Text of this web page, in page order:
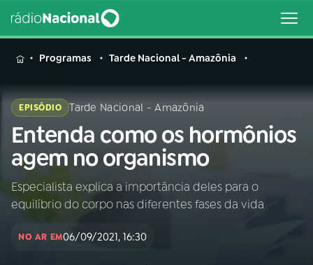
MENU
Buscar
na
Rádio
Nacional
Buscar
AO VIVO
Programas Tarde Nacional - Amazônia
EPISÓDIO Tarde Nacional - Amazônia
Entenda como os hormônios
agem no organismo
Especialista explica a importância deles para o
equilíbrio do corpo nas diferentes fases da vida
NO AR EM06/09/2021, 16:30